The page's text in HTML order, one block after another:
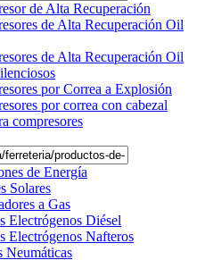
de Alta Recuperación
de Alta Recuperación Oil
de Alta Recuperación Oil
por Correa a Explosión
por correa con cabezal
compresores
de Energía
Solares
a Gas
Electrógenos Diésel
Electrógenos Nafteros
Neumáticas